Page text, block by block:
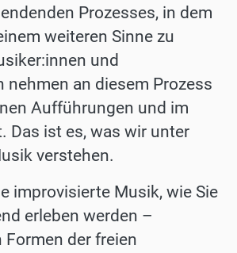
Prozesses, in dem
weiteren Sinne zu
und
nehmen an diesem Prozess
Aufführungen und im
Das ist es, was wir unter
verstehen.
improvisierte Musik, wie Sie
erleben werden –
der freien